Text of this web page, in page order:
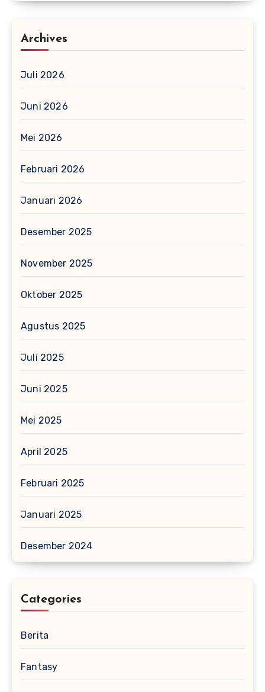
Archives
Juli 2026
Juni 2026
Mei 2026
Februari 2026
Januari 2026
Desember 2025
November 2025
Oktober 2025
Agustus 2025
Juli 2025
Juni 2025
Mei 2025
April 2025
Februari 2025
Januari 2025
Desember 2024
Categories
Berita
Fantasy